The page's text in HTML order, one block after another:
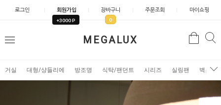
로그인 회원가입
+3000 P
장바구니
0
주문조회 마이쇼핑
MEGALUX
메
검
거실 대형/샹들리에 방조명 식탁/팬던트 시리즈 실링팬 벽조명